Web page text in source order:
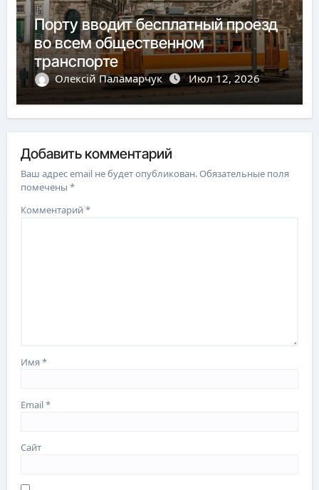
Порту вводит бесплатный проезд
во всем общественном
транспорте
Олексій Паламарчук Июл 12, 2026
Добавить комментарий
Ваш адрес email не будет опубликован.Обязательные поля
помечены*
Комментарий*
Имя*
Email*
Сайт